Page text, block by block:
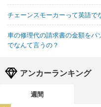
チェーンスモーカーって英語で
車の修理代の請求書の金額を
でなんて言うの？
アンカーランキング
週間